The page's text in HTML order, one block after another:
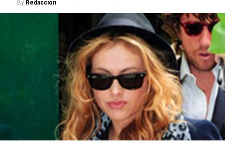
By Redaccion